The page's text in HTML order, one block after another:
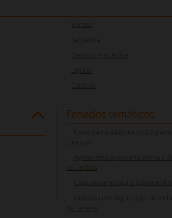
Veneto
Sardenha
Trentino Alto Adige
Liguria
Calabria
Feriados temáticos
Fazenda na Itália perto dos
crianças
Agriturismo que aceita animais
na Úmbria
Casa de campo para lua de mel
Quintas com degustação de
de Langhe